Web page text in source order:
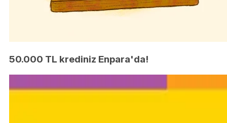
50.000 TL krediniz Enpara'da!